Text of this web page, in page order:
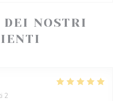
NOSTRI
2